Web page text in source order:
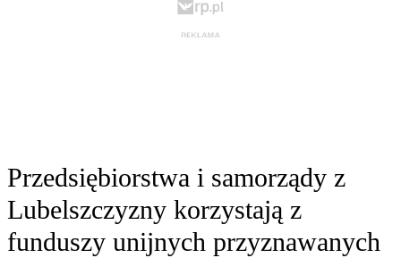
Przedsiębiorstwa i samorządy z
Lubelszczyzny korzystają z
funduszy unijnych przyznawanych